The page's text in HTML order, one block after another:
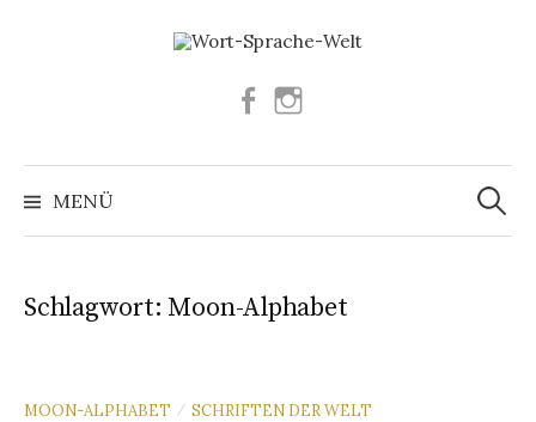
Facebook
MENÜ
Suchen
nach:
Schlagwort: Moon-Alphabet
MOON-ALPHABET / SCHRIFTEN DER WELT